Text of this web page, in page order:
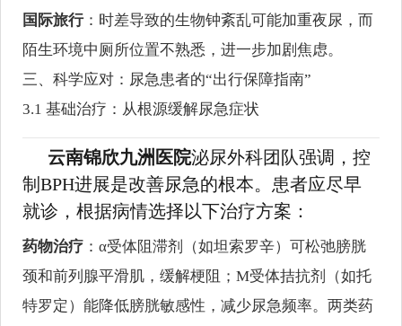
国际旅行：时差导致的生物钟紊乱可能加重夜尿，而
陌生环境中厕所位置不熟悉，进一步加剧焦虑。
三、科学应对：尿急患者的“出行保障指南”
3.1 基础治疗：从根源缓解尿急症状
云南锦欣九洲医院泌尿外科团队强调，控
制BPH进展是改善尿急的根本。患者应尽早
就诊，根据病情选择以下治疗方案：
药物治疗 ：α受体阻滞剂（如坦索罗辛）可松弛膀胱
颈和前列腺平滑肌，缓解梗阻；M受体拮抗剂（如托
特罗定）能降低膀胱敏感性，减少尿急频率。两类药